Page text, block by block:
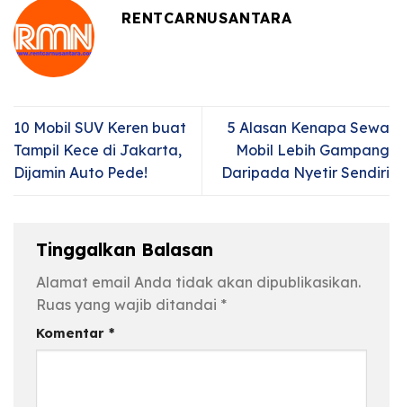
RENTCARNUSANTARA
10 Mobil SUV Keren buat
Tampil Kece di Jakarta,
Dijamin Auto Pede!
5 Alasan Kenapa Sewa
Mobil Lebih Gampang
Daripada Nyetir Sendiri
Tinggalkan Balasan
Alamat email Anda tidak akan dipublikasikan.
Ruas yang wajib ditandai *
Komentar *